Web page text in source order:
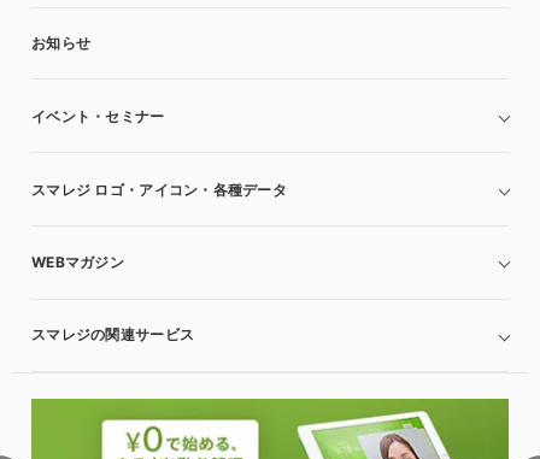
お知らせ
イベント・セミナー
スマレジ ロゴ・アイコン・各種データ
WEBマガジン
スマレジの関連サービス